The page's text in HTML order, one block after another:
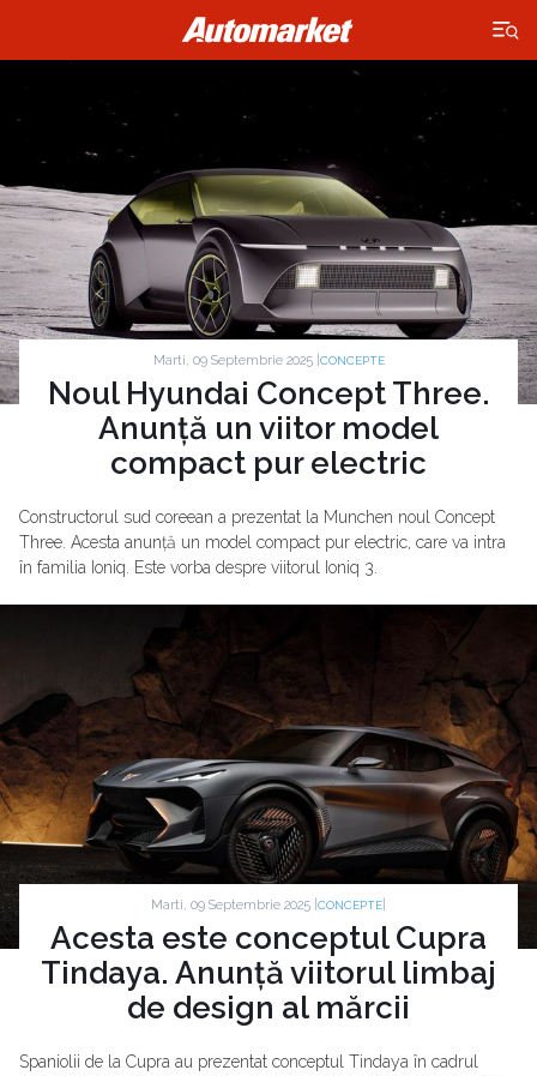
×
Marti, 09 Septembrie 2025 | CONCEPTE
Noul Hyundai Concept Three.
Anunță un viitor model
compact pur electric
Constructorul sud coreean a prezentat la Munchen noul Concept
Three. Acesta anunță un model compact pur electric, care va intra
în familia Ioniq. Este vorba despre viitorul Ioniq 3.
Marti, 09 Septembrie 2025 | CONCEPTE
Acesta este conceptul Cupra
Tindaya. Anunță viitorul limbaj
de design al mărcii
Spaniolii de la Cupra au prezentat conceptul Tindaya în cadrul